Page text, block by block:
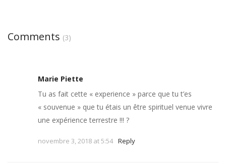
Comments (3)
Marie Piette
Tu as fait cette « experience » parce que tu t’es
« souvenue » que tu étais un être spirituel venue vivre
une expérience terrestre !!! ?
novembre 3, 2018 at 5:54 Reply